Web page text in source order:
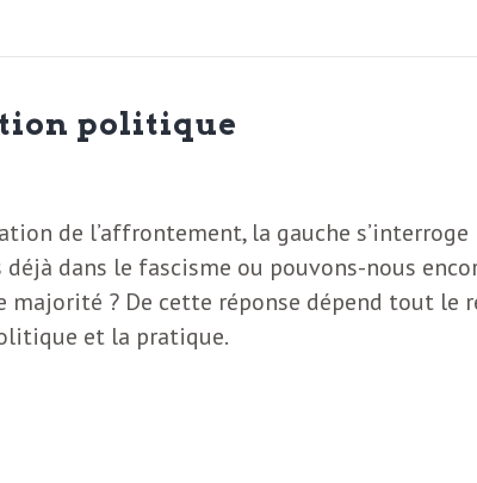
politique
de l’affrontement, la gauche s’interroge
déjà dans le fascisme ou pouvons-nous
majorité ? De cette réponse dépend tout le
et la pratique.